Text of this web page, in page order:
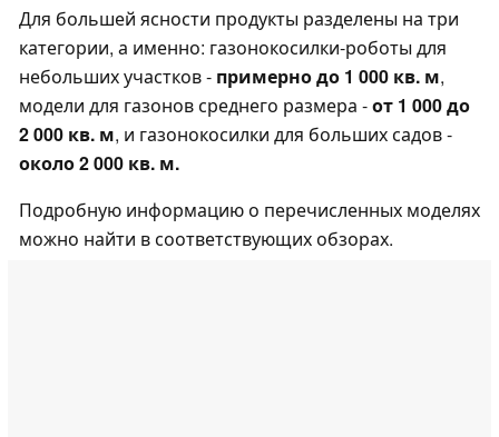
Для большей ясности продукты разделены на три
категории, а именно: газонокосилки-роботы для
небольших участков - примерно до 1 000 кв. м,
модели для газонов среднего размера -от 1 000 до
2 000 кв. м, и газонокосилки для больших садов -
около 2 000 кв. м.
Подробную информацию о перечисленных моделях
можно найти в соответствующих обзорах.